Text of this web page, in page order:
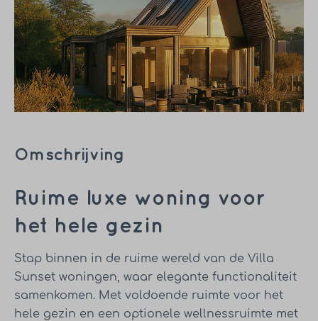
Omschrijving
Ruime luxe woning voor
het hele gezin
Stap binnen in de ruime wereld van de Villa
Sunset woningen, waar elegante functionaliteit
samenkomen. Met voldoende ruimte voor het
hele gezin en een optionele wellnessruimte met